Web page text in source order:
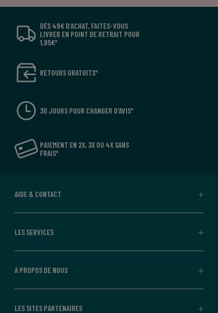
DÈS 49€ D’ACHAT, FAITES-VOUS
LIVRER EN POINT DE RETRAIT POUR
1,95€*
RETOURS GRATUITS*
30 JOURS POUR CHANGER D'AVIS*
PAIEMENT EN 2X, 3X OU 4X SANS
FRAIS*
AIDE & CONTACT
LES SERVICES
À PROPOS DE NOUS
LES SITES PARTENAIRES